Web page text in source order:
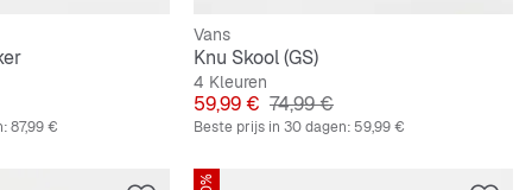
87,99 €
Vans
Knu Skool (GS)
4 Kleuren
Prijs
59,99 € Originele Prijs
74,99 €
Beste prijs in 30 dagen: 59,99 €